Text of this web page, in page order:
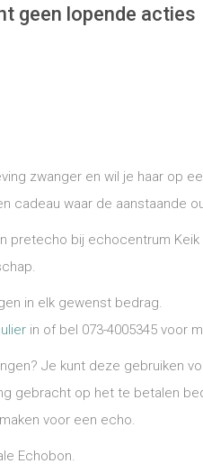
geen lopende acties
zwanger en wil je haar op
cadeau waar de aanstaande
pretecho bij echocentrum
in elk gewenst bedrag.
in of bel 073-4005345 voor
Je kunt deze gebruiken
gebracht op het te betalen
voor een echo.
Echobon.